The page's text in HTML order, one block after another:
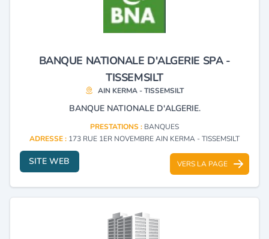
BANQUE NATIONALE D'ALGERIE SPA -
TISSEMSILT
AIN KERMA - TISSEMSILT
BANQUE NATIONALE D'ALGERIE.
PRESTATIONS : BANQUES
ADRESSE : 173 RUE 1ER NOVEMBRE AIN KERMA - TISSEMSILT
SITE WEB VERS LA PAGE